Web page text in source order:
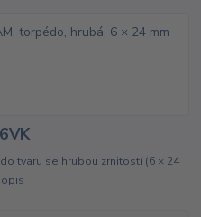
tvaru se hrubou zrnitostí (6 × 24